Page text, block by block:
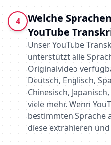
4
Welche
YouTube
Unser YouTube
unterstützt alle
Originalvideo
Deutsch, Englisch,
Chinesisch,
viele mehr. Wenn
bestimmten Sprache
diese extrahieren